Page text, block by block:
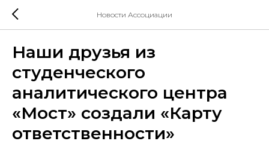
Новости Ассоциации
Наши друзья из
cтуденческого
аналитического центра
«Мост» создали «Карту
ответственности»